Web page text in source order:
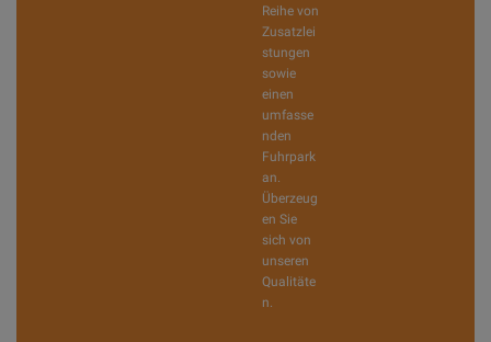
Reihe von
Zusatzlei
stungen
sowie
einen
umfasse
nden
Fuhrpark
an.
Überzeug
en Sie
sich von
unseren
Qualitäte
n.